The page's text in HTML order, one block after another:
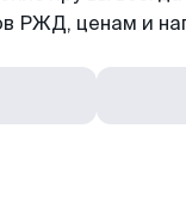
РЖД, ценам и